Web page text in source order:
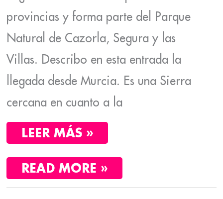
provincias y forma parte del Parque
Natural de Cazorla, Segura y las
Villas. Describo en esta entrada la
llegada desde Murcia. Es una Sierra
cercana en cuanto a la
LEER MÁS »
READ MORE »